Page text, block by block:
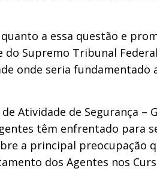
a essa questão e
Supremo Tribunal
onde seria
Atividade de Segurança –
têm enfrentado para
a principal
dos Agentes nos